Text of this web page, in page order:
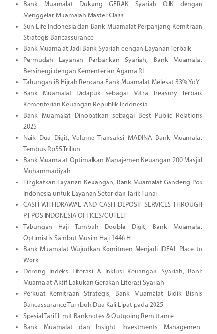
Bank Muamalat Dukung GERAK Syariah OJK dengan
Menggelar Muamalah Master Class
Sun Life Indonesia dan Bank Muamalat Perpanjang Kemitraan
Strategis Bancassurance
Bank Muamalat Jadi Bank Syariah dengan Layanan Terbaik
Permudah Layanan Perbankan Syariah, Bank Muamalat
Bersinergi dengan Kementerian Agama RI
Tabungan iB Hijrah Rencana Bank Muamalat Melesat 33% YoY
Bank Muamalat Didapuk sebagai Mitra Treasury Terbaik
Kementerian Keuangan Republik Indonesia
Bank Muamalat Dinobatkan sebagai Best Public Relations
2025
Naik Dua Digit, Volume Transaksi MADINA Bank Muamalat
Tembus Rp55 Triliun
Bank Muamalat Optimalkan Manajemen Keuangan 200 Masjid
Muhammadiyah
Tingkatkan Layanan Keuangan, Bank Muamalat Gandeng Pos
Indonesia untuk Layanan Setor dan Tarik Tunai
CASH WITHDRAWAL AND CASH DEPOSIT SERVICES THROUGH
PT POS INDONESIA OFFICES/OUTLET
Tabungan Haji Tumbuh Double Digit, Bank Muamalat
Optimistis Sambut Musim Haji 1446 H
Bank Muamalat Wujudkan Komitmen Menjadi IDEAL Place to
Work
Dorong Indeks Literasi & Inklusi Keuangan Syariah, Bank
Muamalat Aktif Lakukan Gerakan Literasi Syariah
Perkuat Kemitraan Strategis, Bank Muamalat Bidik Bisnis
Bancassurance Tumbuh Dua Kali Lipat pada 2025
Spesial Tarif Limit Banknotes & Outgoing Remittance
Bank Muamalat dan Insight Investments Management